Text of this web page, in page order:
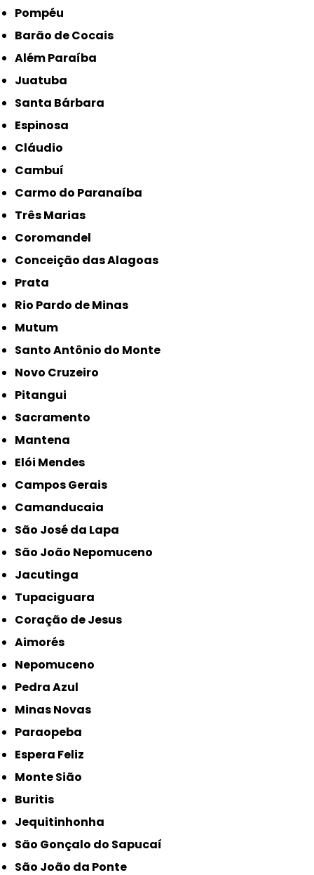
Pompéu
Barão de Cocais
Além Paraíba
Juatuba
Santa Bárbara
Espinosa
Cláudio
Cambuí
Carmo do Paranaíba
Três Marias
Coromandel
Conceição das Alagoas
Prata
Rio Pardo de Minas
Mutum
Santo Antônio do Monte
Novo Cruzeiro
Pitangui
Sacramento
Mantena
Elói Mendes
Campos Gerais
Camanducaia
São José da Lapa
São João Nepomuceno
Jacutinga
Tupaciguara
Coração de Jesus
Aimorés
Nepomuceno
Pedra Azul
Minas Novas
Paraopeba
Espera Feliz
Monte Sião
Buritis
Jequitinhonha
São Gonçalo do Sapucaí
São João da Ponte